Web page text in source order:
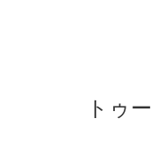
トゥ